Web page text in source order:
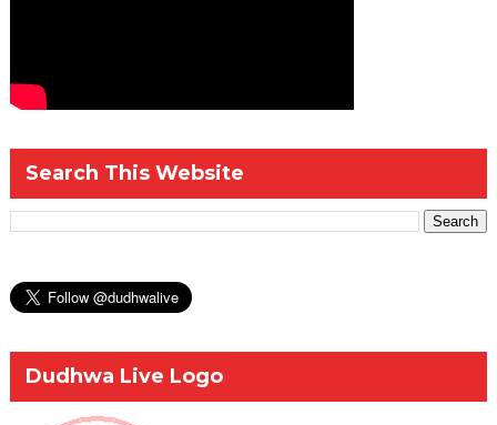
Search This Website
Dudhwa Live Logo